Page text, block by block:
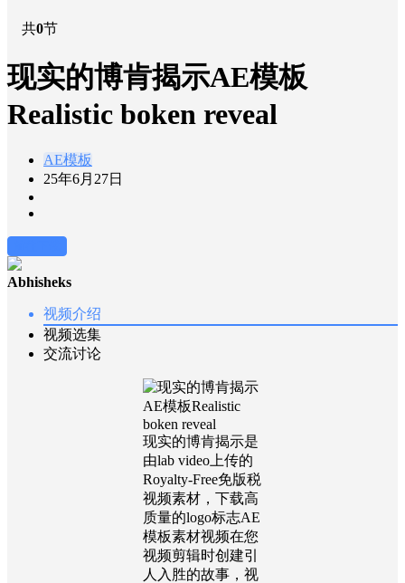
共0节
现实的博肯揭示AE模板
Realistic boken reveal
AE模板
25年6月27日
Abhisheks
视频介绍
视频选集
交流讨论
现实的博肯揭示是
由lab video上传的
Royalty-Free免版税
视频素材，下载高
质量的logo标志AE
模板素材视频在您
视频剪辑时创建引
人入胜的故事，视